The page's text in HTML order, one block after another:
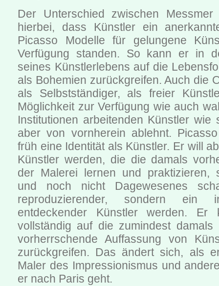
Der Unterschied zwischen
hierbei, dass Künstler ein
Picasso Modelle für gelungene
Verfügung standen. So kann er in
seines Künstlerlebens auf die
als Bohemien zurückgreifen. Auch die
als Selbstständiger, als freier
Möglichkeit zur Verfügung wie auch
Institutionen arbeitenden Künstler wie
aber von vornherein ablehnt.
früh eine Identität als Künstler. Er will
Künstler werden, die die damals
der Malerei lernen und praktizieren,
und noch nicht Dagewesenes
reproduzierender, sondern ein
entdeckender Künstler werden. Er
vollständig auf die zumindest
vorherrschende Auffassung von
zurückgreifen. Das ändert sich, als
Maler des Impressionismus und
er nach Paris geht.